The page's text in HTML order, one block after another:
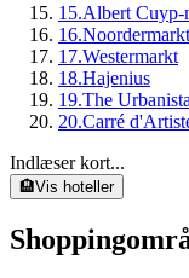
15.Albert Cuyp-
16.Noordermarkt
17.Westermarkt
18.Hajenius
19.The Urbanista
20.Carré
Indlæser kort...
🏨Vis hoteller